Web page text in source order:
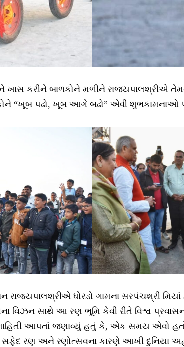
કરીને બાળકોને મળીને રાજ્યપાલશ્રીએ
“ખૂબ પઢો, ખૂબ આગે બઢો” એવી શુભકામનાઓ
રાજ્યપાલશ્રીએ ધોરડો ગામના સરપંચશ્રી
વિઝન સાથે આ રણ ભૂમિ કેવી રીતે વિશ્વ
આપતાં જણાવ્યું હતું કે, એક સમય એવો
સફેદ રણ અને રણોત્સવના કારણે આખી દુનિયા